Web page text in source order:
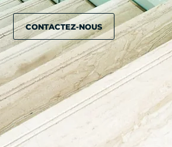
CONTACTEZ-NOUS